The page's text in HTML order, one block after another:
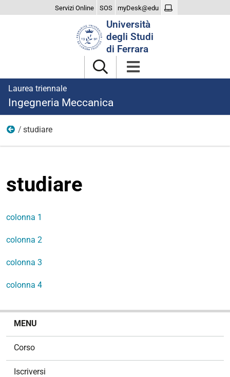
Servizi Online SOS myDesk@edu
Università
degli Studi
di Ferrara
Laurea triennale
Ingegneria Meccanica
menu
studiare
studiare
colonna 1
colonna 2
colonna 3
colonna 4
MENU
Corso
Iscriversi